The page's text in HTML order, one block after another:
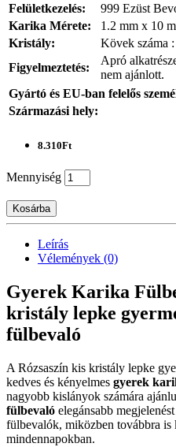
Felületkezelés:
999 Ezüst
Karika Mérete:
1.2 mm x 10
Kristály:
Kövek száma
Figyelmeztetés:
Apró
nem ajánlott.
Gyártó és EU-ban felelős
Származási hely:
8.310Ft
Mennyiség
Kosárba
Leírás
Vélemények (0)
Gyerek Karika
kristály lepke
fülbevaló
A Rózsaszín kis kristály lepke
kedves és kényelmes gyerek
nagyobb kislányok számára
fülbevaló elegánsabb
fülbevalók, miközben továbbra is
mindennapokban.